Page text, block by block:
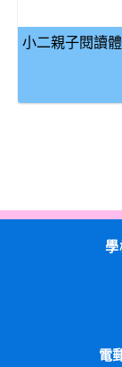
小二親子閱讀
電